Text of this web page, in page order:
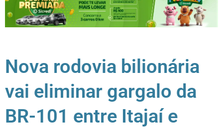
Nova rodovia bilionária
vai eliminar gargalo da
BR-101 entre Itajaí e